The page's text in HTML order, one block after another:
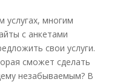
услугах, многим
с анкетами
свои услуги.
сможет сделать
незабываемым? В